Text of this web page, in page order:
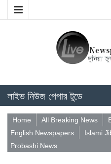
লাইভ নিউজ পেপার টুডে
Home All Breaking News
English Newspapers
Islami
Probashi News